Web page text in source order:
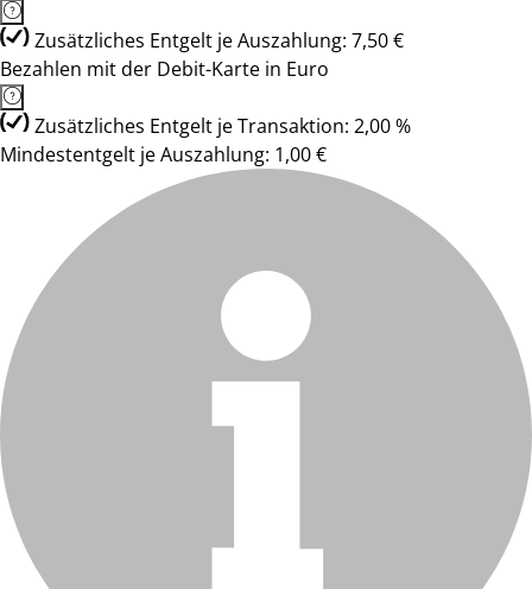
Zusätzliches Entgelt je Auszahlung: 7,50 €
Bezahlen mit der Debit-Karte in Euro
Zusätzliches Entgelt je Transaktion: 2,00 %
Mindestentgelt je Auszahlung: 1,00 €